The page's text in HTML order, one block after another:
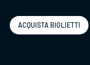
ACQUISTA BIGLIETTI